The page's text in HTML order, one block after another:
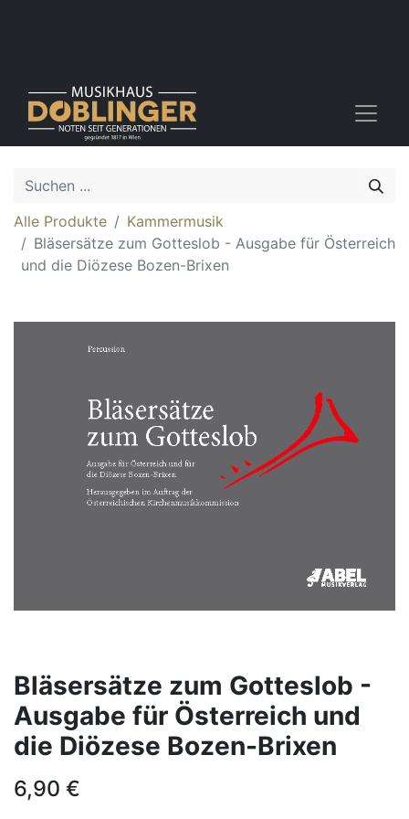
Alle Produkte
Kammermusik
Bläsersätze zum Gotteslob - Ausgabe für Österreich
und die Diözese Bozen-Brixen
Bläsersätze zum Gotteslob -
Ausgabe für Österreich und
die Diözese Bozen-Brixen
6,90 €